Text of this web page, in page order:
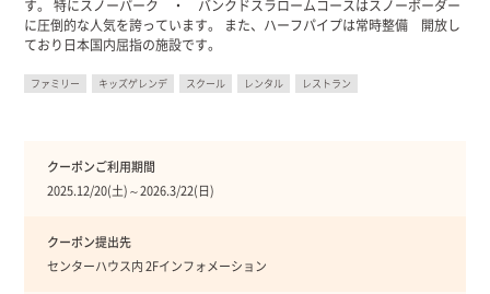
す。 特にスノーパーク ・ バンクドスラロームコースはスノーボーダー
に圧倒的な人気を誇っています。 また、ハーフパイプは常時整備 開放し
ており日本国内屈指の施設です。
ファミリー キッズゲレンデ スクール レンタル レストラン
クーポンご利用期間
2025.12/20(土)～2026.3/22(日)
クーポン提出先
センターハウス内 2Fインフォメーション